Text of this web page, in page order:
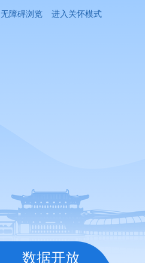
无障碍浏览 进入关怀模式
数据开放